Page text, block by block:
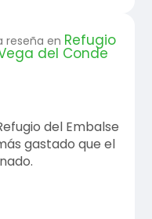
reseña en Refugio
del Conde
del Embalse
gastado que el